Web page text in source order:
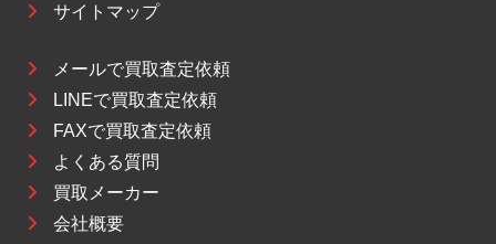
サイトマップ
メールで買取査定依頼
LINEで買取査定依頼
FAXで買取査定依頼
よくある質問
買取メーカー
会社概要